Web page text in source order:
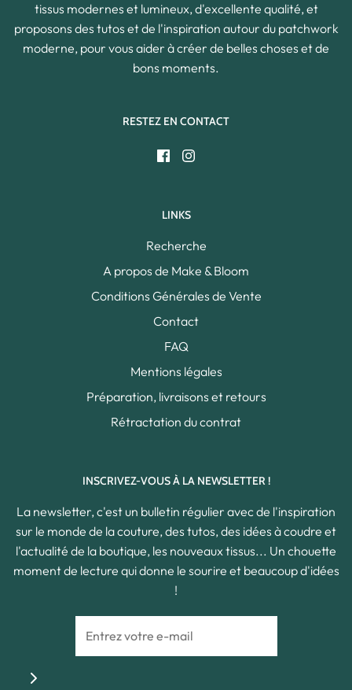
tissus modernes et lumineux, d'excellente qualité, et
proposons des tutos et de l'inspiration autour du patchwork
moderne, pour vous aider à créer de belles choses et de
bons moments.
RESTEZ EN CONTACT
LINKS
Recherche
A propos de Make & Bloom
Conditions Générales de Vente
Contact
FAQ
Mentions légales
Préparation, livraisons et retours
Rétractation du contrat
INSCRIVEZ-VOUS À LA NEWSLETTER !
La newsletter, c'est un bulletin régulier avec de l'inspiration
sur le monde de la couture, des tutos, des idées à coudre et
l'actualité de la boutique, les nouveaux tissus... Un chouette
moment de lecture qui donne le sourire et beaucoup d'idées
!